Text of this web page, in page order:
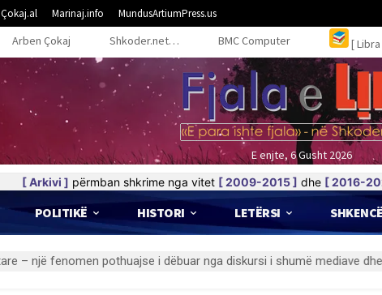
Çokaj.al Marinaj.info MundusArtiumPress.us
Arben Çokaj Shkoder.net… BMC Computer [
E enjte, 6 Gusht 2026
[ Arkivi ] përmban shkrime nga vitet [ 2009-2015 ] dhe [ 2016-
POLITIKË HISTORI LETËRSI SHKENCË